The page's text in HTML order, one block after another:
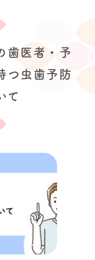
歯医者・予
つ虫歯予防
て